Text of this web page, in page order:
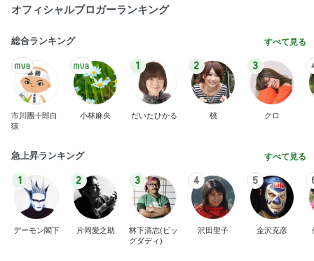
オフィシャルブロガーランキング
総合ランキング すべて見る
市川團十郎白
猿
小林麻央
1
だいたひかる
2
桃
3
クロ
急上昇ランキング すべて見る
1
デーモン閣下
2
片岡愛之助
3
林下清志(ビッ
グダディ)
4
沢田聖子
5
金沢克彦